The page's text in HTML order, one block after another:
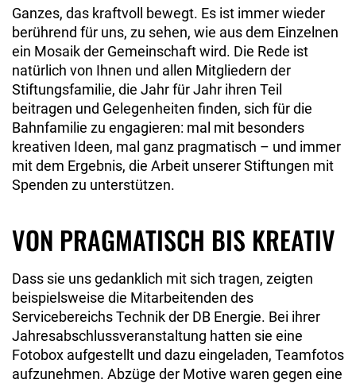
Ganzes, das kraftvoll bewegt. Es ist immer wieder
berührend für uns, zu sehen, wie aus dem Einzelnen
ein Mosaik der Gemeinschaft wird. Die Rede ist
natürlich von Ihnen und allen Mitgliedern der
Stiftungsfamilie, die Jahr für Jahr ihren Teil
beitragen und Gelegenheiten finden, sich für die
Bahnfamilie zu engagieren: mal mit besonders
kreativen Ideen, mal ganz pragmatisch – und immer
mit dem Ergebnis, die Arbeit unserer Stiftungen mit
Spenden zu unterstützen.
VON PRAGMATISCH BIS KREATIV
Dass sie uns gedanklich mit sich tragen, zeigten
beispielsweise die Mitarbeitenden des
Servicebereichs Technik der DB Energie. Bei ihrer
Jahresabschlussveranstaltung hatten sie eine
Fotobox aufgestellt und dazu eingeladen, Teamfotos
aufzunehmen. Abzüge der Motive waren gegen eine